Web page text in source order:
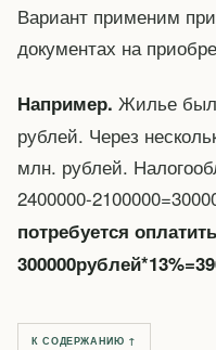
Вариант применим
документах на
Например. Жилье
рублей. Через
млн. рублей.
2400000-
потребуется
К СОДЕРЖАНИЮ ↑